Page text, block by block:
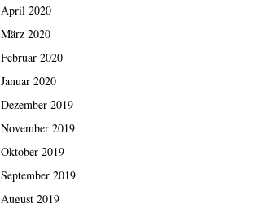
April 2020
März 2020
Februar 2020
Januar 2020
Dezember 2019
November 2019
Oktober 2019
September 2019
August 2019